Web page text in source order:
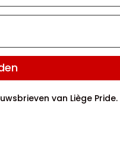
van Liège Pride.